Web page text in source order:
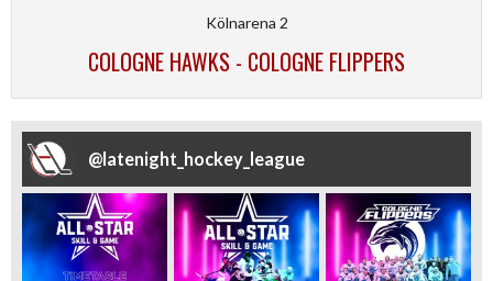
Kölnarena 2
COLOGNE HAWKS - COLOGNE FLIPPERS
@latenight_hockey_league